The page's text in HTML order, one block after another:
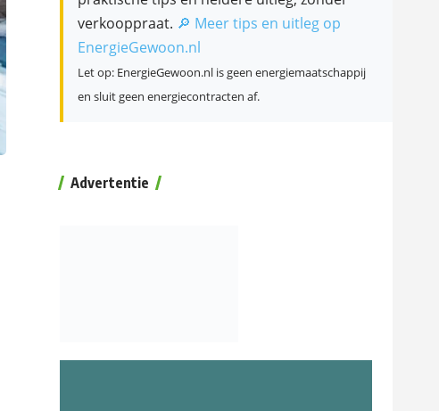
verkooppraat. 🔎 Meer tips en uitleg op
EnergieGewoon.nl
Let op: EnergieGewoon.nl is geen energiemaatschappij
en sluit geen energiecontracten af.
Advertentie